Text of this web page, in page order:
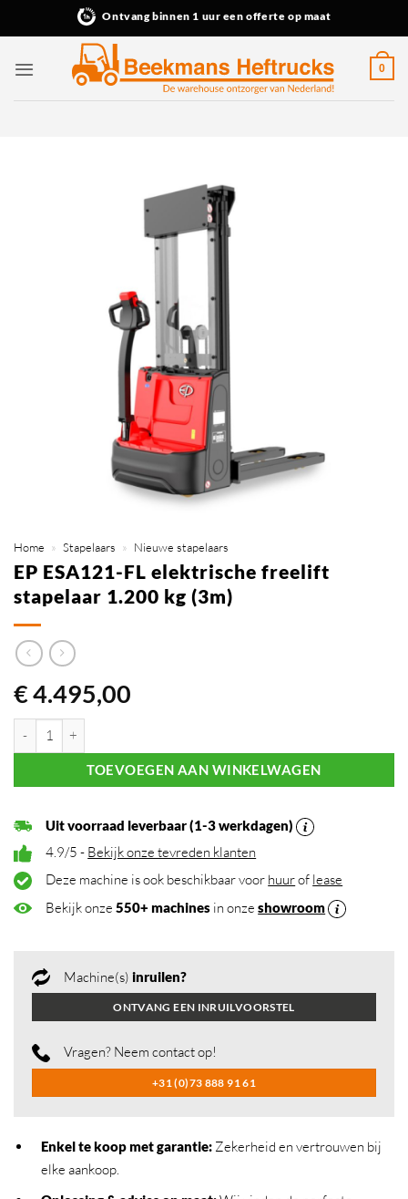
Ontvang binnen 1 uur een offerte op maat
0
Home » Stapelaars » Nieuwe stapelaars
EP ESA121-FL elektrische freelift
stapelaar 1.200 kg (3m)
€4.495,00
EP ESA121-FL elektrische freelift stapelaar 1.200 kg (3m) aantal
TOEVOEGEN AAN WINKELWAGEN
Uit voorraad leverbaar (1-3 werkdagen)
4.9/5 - Bekijk onze tevreden klanten
Deze machine is ook beschikbaar voor huurof lease
Bekijk onze550+ machines in onzeshowroom
Machine(s) inruilen?
ONTVANG EEN INRUILVOORSTEL
Vragen? Neem contact op!
+31 (0)73 888 91 61
Enkel te koop met garantie:Zekerheid en vertrouwen bij
elke aankoop.